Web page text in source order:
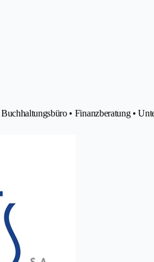
• Finanzberatung •